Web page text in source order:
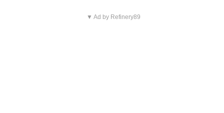
▼ Ad by Refinery89